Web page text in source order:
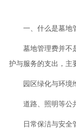
一、什么是墓地
墓地管理费并不
护与服务的支出，主
园区绿化与环境
道路、照明等公
日常保洁与安全